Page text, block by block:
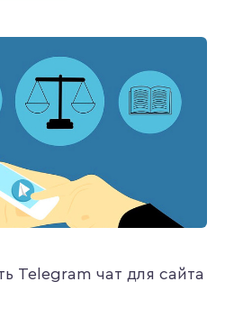
Telegram чат для сайта